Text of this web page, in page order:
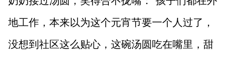
地工作，本来以为这个元宵节要一个人过了，
没想到社区这么贴心，这碗汤圆吃在嘴里，甜